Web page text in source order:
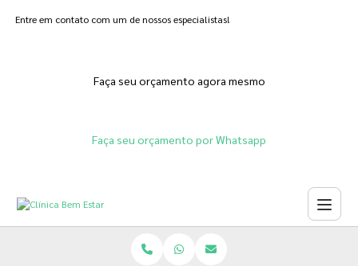
Entre em contato com um de nossos especialistas!
Faça seu orçamento agora mesmo
Faça seu orçamento por Whatsapp